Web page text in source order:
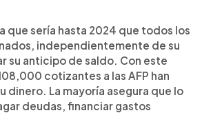
que sería hasta 2024 que todos los
independientemente de su
su anticipo de saldo. Con este
cotizantes a las AFP han
dinero. La mayoría asegura que lo
deudas, financiar gastos